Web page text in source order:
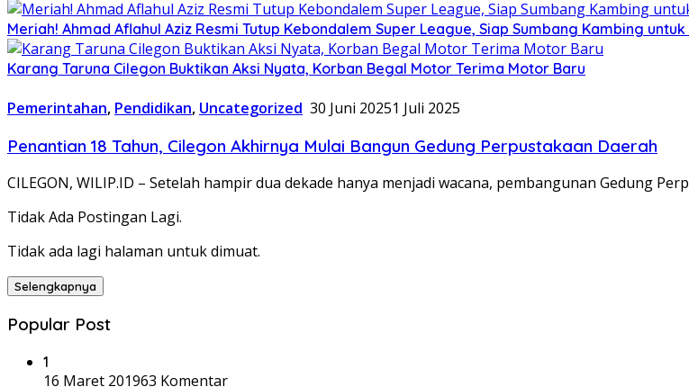
Meriah! Ahmad Aflahul Aziz Resmi Tutup Kebondalem Super League, Siap Sumbang Kambing
Karang Taruna Cilegon Buktikan Aksi Nyata, Korban Begal Motor Terima Motor Baru
Pemerintahan, Pendidikan, Uncategorized 30 Juni 20251 Juli 2025
Penantian 18 Tahun, Cilegon Akhirnya Mulai Bangun Gedung Perpustakaan Daerah
CILEGON, WILIP.ID – Setelah hampir dua dekade hanya menjadi wacana, pembangunan Gedung
Tidak Ada Postingan Lagi.
Tidak ada lagi halaman untuk dimuat.
Selengkapnya
Popular Post
1
16 Maret 201963 Komentar